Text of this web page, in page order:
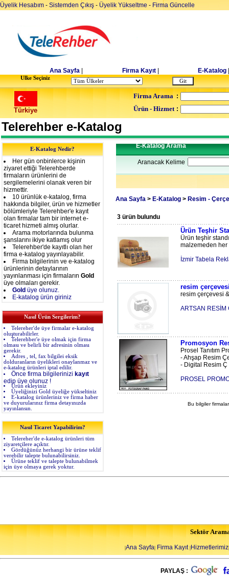
Üyelik Hesabım - Sistemden Çıkış - Üyelik Yükseltme - Firma Güncelle
Ana Sayfa Firma Kayıt E-Katalog
Ulke Seçiniz
Türkiye
Firma Arama :
Ürün - Hizmet :
Telerehber e-Katalog
E-Katalog Nedir?
Her gün onbinlerce kişinin
ziyaret ettiği Telerehberde
firmaların ürünlerini de
sergilemelerini olanak veren bir
hizmettir.
10 ürünlük e-katalog, firma
hakkında bilgiler, ürün ve hizmetler
bölümleriyle Telerehber'e kayıt
olan firmalar tam bir internet e-
ticaret hizmeti almış olurlar.
Arama motorlarında bulunma
şanslarını ikiye katlamış olur
Telerehber'de kayıtlı olan her
firma e-katalog yayınlayabilir.
Firma bilgilerinin ve e-katalog
ürünlerinin detaylarının
yayınlanması için firmaların Gold
üye olmaları gerekir.
Gold üye olunuz.
E-katalog ürün giriniz
Nasıl Ürün Sergilerim?
Telereher'de üye firmalar e-katalog
oluşturabilirler.
Telerehber'e üye olmak için firma
olması ve belirli bir adresinin olması
gerekir.
Adres , tel, fax bilgilei eksik
dolduranların üyelikleri onaylanmaz ve
e-katalog ürünleri iptal edilir.
Önce firma bilgilerinizi kayıt
edip üye olunuz !
Ürün ekleyiniz
Üyeliğinizi Gold üyeliğe yükseltiniz
E-katalog ürünleriniz ve firma haber
ve duyurularınız firma detayınızda
yayınlansın.
Nasıl Ticaret Yapabilirim?
Telereher'de e-katalog ürünleri tüm
ziyaretçilere açıktır.
Gördüğünüz herhangi bir ürüne teklif
verebilir talepte bulunabilirsiniz.
Ürüne teklif ve talepte bulunabilmek
için üye olmaya gerek yoktur.
E-Katalog Arama
Aranacak Kelime
Ana Sayfa > E-Katalog > Resim -
3 ürün bulundu
Ürün Teşhir
Ürün teşhir
malzemeden her
İzmir Tabela
resim
resim çerçevesi
ARTSAN RESİM
Promosyon
Prosel Tanıtım
- Ahşap Resim
- Digital Resim Ç
PROSEL
Bu bilgiler
Sektör
|Ana Sayfa| Firma Kayıt|Hizmetlerimiz|
PAYLAŞ :